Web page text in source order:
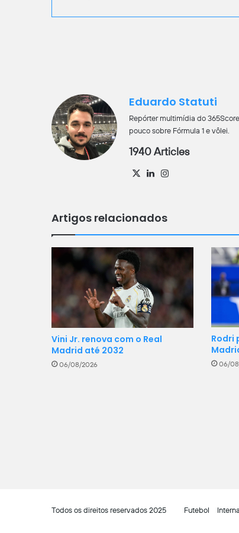
Eduardo Statuti
Repórter multimídia do
pouco sobre Fórmula 1 e vôlei.
1940 Articles
X Linkedin
Artigos relacionados
Vini Jr. renova com o Real
Madrid até 2032
06/08/2026
Rodri
06/
Todos os direitos reservados 2025 Futebol